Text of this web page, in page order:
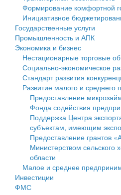
Государственные услуги
Промышленность и АПК
Экономика и бизнес
Символика
Устав
Гостям округа
Туризм
Культура
Образование
Здравоохранение
Социальная защита
Фотоальбом
муниципального округа
Администрация Кашинского
Тверской области
Управление сельскими
Открытые данные
Работа с обращениями
Муниципальный контроль
Муниципальные услуги
Проекты административных
Финансовое управление
Бюджет для граждан
Имущество
Выявление
объектов недвижимости
Имущественная поддержка
среднего
Информационная поддержка
среднего предпринимательства
Формирование комфортной
Инициативное
Государственные услуги
Промышленность и АПК
Экономика и бизнес
Нестационарные торговые
Социально-экономическое
Стандарт развития
Развитие малого и среднего
Предоставление
Фонда содействия
Поддержка Центра
субъектам, имеющим
Предоставление грантов
Министерством сельского
области
Малое и среднее
Инвестиции
ФМС